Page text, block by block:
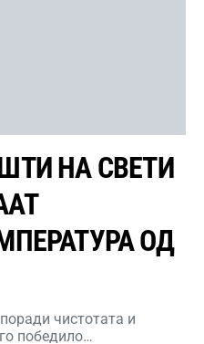
НА СВЕТИ
ОД
чистотата и
победило…